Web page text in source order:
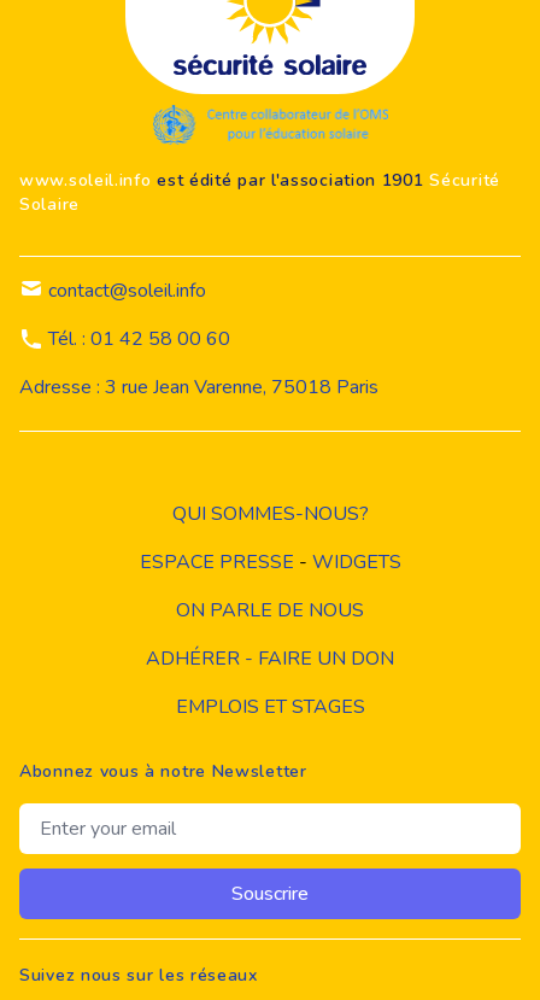
www.soleil.info est édité par l'association 1901Sécurité
Solaire
contact@soleil.info
Tél. : 01 42 58 00 60
Adresse : 3 rue Jean Varenne, 75018 Paris
QUI SOMMES-NOUS?
ESPACE PRESSE - WIDGETS
ON PARLE DE NOUS
ADHÉRER - FAIRE UN DON
EMPLOIS ET STAGES
Abonnez vous à notre Newsletter
Email address
Souscrire
Suivez nous sur les réseaux